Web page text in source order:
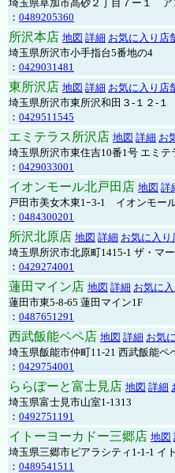
埼玉県草加市高砂２丁目７ー１ ア
： 0489205360
所沢本店 地図 詳細 お気に入り店
埼玉県所沢市小手指台5番地の4
： 0429031481
東所沢店 地図 詳細 お気に入り店
埼玉県所沢市東所沢和田３-１２-１
： 0429511545
エミテラス所沢店 地図 詳細 お
埼玉県所沢市東住吉10番1号 エミテ
： 0429033001
イオンモール北戸田店 地図 詳
戸田市美女木東1ｰ3‐1 イオンモー
： 0484300201
所沢北原店 地図 詳細 お気に入り
埼玉県所沢市北原町1415-1 ザ・マ
： 0429274001
蓮田マイン店 地図 詳細 お気に
蓮田市東5-8-65 蓮田マイン1F
： 0487651291
西武飯能ペペ店 地図 詳細 お気
埼玉県飯能市仲町11-21 西武飯能ペ
： 0429754001
ららぽーと富士見店 地図 詳細
埼玉県富士見市山室1-1313
： 0492751191
イトーヨーカドー三郷店 地図
埼玉県三郷市ピアラシティ1-1-1 イ
： 0489541511